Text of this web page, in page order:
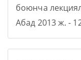
боюнча
Абад 2013 ж. -